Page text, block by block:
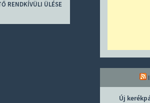
RENDKÍVÜLI ÜLÉSE
Új